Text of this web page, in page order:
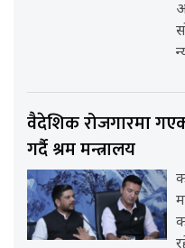
वैदेशिक रोजगारमा
गर्दै श्रम मन्त्रालय